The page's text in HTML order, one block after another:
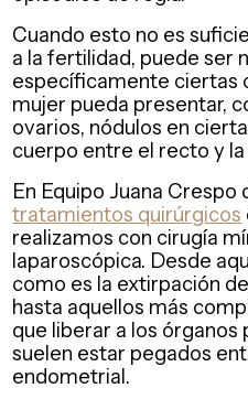
Cuando esto no es
a la fertilidad, puede ser
específicamente ciertas
mujer pueda presentar,
ovarios, nódulos en
cuerpo entre el recto y la
En Equipo Juana Crespo
tratamientos quirúrgicos
realizamos con cirugía
laparoscópica. Desde
como es la extirpación
hasta aquellos más
que liberar a los órganos
suelen estar pegados
endometrial.